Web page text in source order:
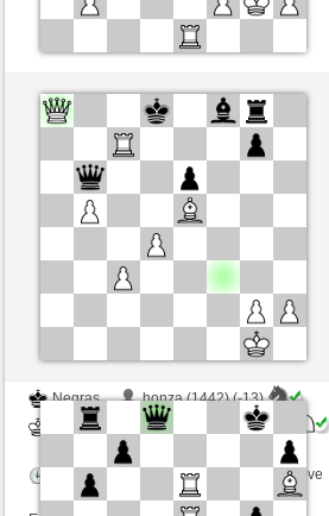
Negras
Tortucer (1402) (+22)
Blancas
ChrPra10 (1532) (-22)
Tiempo: 5 minutes/side + 0 seconds/move
Esta partida es por puntos
Negras
honza (1442) (-13)
Blancas
ChrPra10 (1519) (+13)
Tiempo: 3 minutes/side + 1 seconds/move